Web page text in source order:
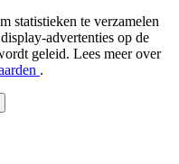
statistieken te verzamelen
advertenties op de
geleid. Lees meer over
.